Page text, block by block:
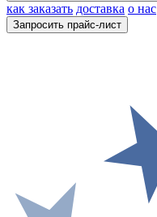
как заказать доставка о нас
Запросить прайс-лист